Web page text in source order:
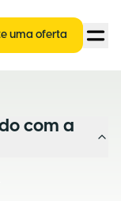
uma oferta
com a